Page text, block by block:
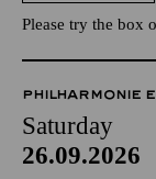
Please try the box
PHILHARMONIE
Saturday
26.09.2026